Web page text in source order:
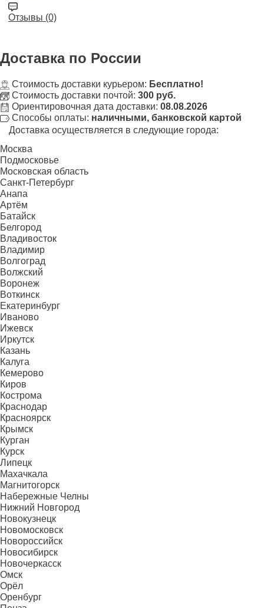
Отзывы (0)
Доставка по России
Стоимость доставки курьером: Бесплатно!
Стоимость доставки почтой: 300 руб.
Ориентировочная дата доставки: 08.08.2026
Способы оплаты: наличными, банковской картой
Доставка осуществляется в следующие города:
Москва
Подмосковье
Московская область
Санкт-Петербург
Анапа
Артём
Батайск
Белгород
Владивосток
Владимир
Волгоград
Волжский
Воронеж
Воткинск
Екатеринбург
Иваново
Ижевск
Иркутск
Казань
Калуга
Кемерово
Киров
Кострома
Краснодар
Красноярск
Крымск
Курган
Курск
Липецк
Махачкала
Магнитогорск
Набережные Челны
Нижний Новгород
Новокузнецк
Новомосковск
Новороссийск
Новосибирск
Новочеркасск
Омск
Орёл
Оренбург